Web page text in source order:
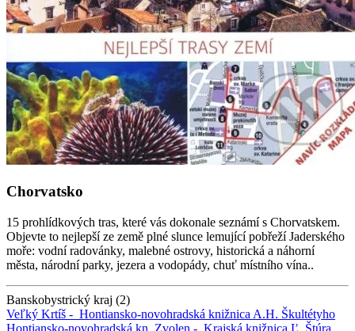
Chorvatsko
15 prohlídkových tras, které vás dokonale seznámí s Chorvatskem.
Objevte to nejlepší ze země plné slunce lemující pobřeží Jaderského
moře: vodní radovánky, malebné ostrovy, historická a náhorní
města, národní parky, jezera a vodopády, chuť místního vína..
Banskobystrický kraj (2)
Veľký Krtíš - Hontiansko-novohradská knižnica A.H. Škultétyho
Hontiansko-novohradská kn. Zvolen - Krajská knižnica Ľ. Štúra